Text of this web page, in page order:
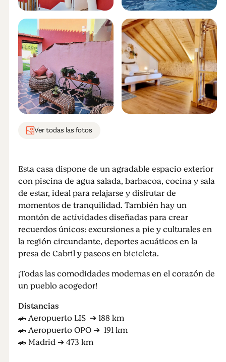
Ver todas las fotos
Esta casa dispone de un agradable espacio exterior
con piscina de agua salada, barbacoa, cocina y sala
de estar, ideal para relajarse y disfrutar de
momentos de tranquilidad. También hay un
montón de actividades diseñadas para crear
recuerdos únicos: excursiones a pie y culturales en
la región circundante, deportes acuáticos en la
presa de Cabril y paseos en bicicleta.
¡Todas las comodidades modernas en el corazón de
un pueblo acogedor!
Distancias
🚗 Aeropuerto LIS ➔ 188 km
🚗 Aeropuerto OPO ➔ 191 km
🚗 Madrid ➔ 473 km